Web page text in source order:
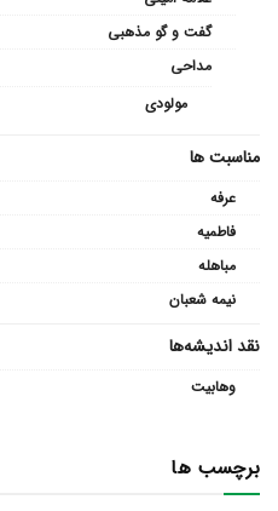
گفت و گو مذهبی
مداحی
مولودی
مناسبت ها
عرفه
فاطمیه
مباهله
نیمه شعبان
نقد اندیشه‌ها
وهابیت
برچسب ها